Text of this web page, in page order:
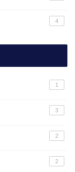
4
1
3
2
2